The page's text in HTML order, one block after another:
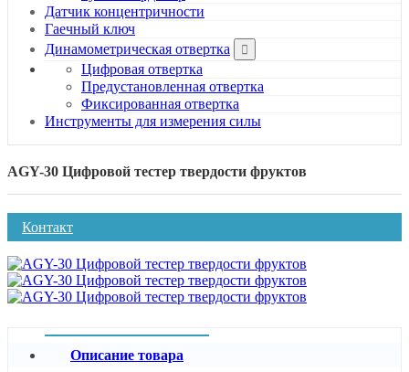
Датчик концентричности
Гаечный ключ
Динамометрическая отвертка
Цифровая отвертка
Предустановленная отвертка
Фиксированная отвертка
Инструменты для измерения силы
AGY-30 Цифровой тестер твердости фруктов
Контакт
Описание товара